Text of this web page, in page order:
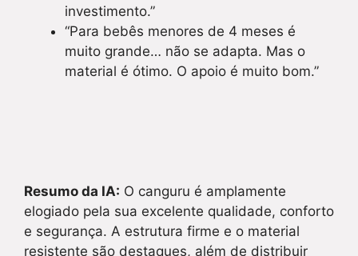
investimento.”
“Para bebês menores de 4 meses é
muito grande… não se adapta. Mas o
material é ótimo. O apoio é muito bom.”
Resumo da IA: O canguru é amplamente
elogiado pela sua excelente qualidade, conforto
e segurança. A estrutura firme e o material
resistente são destaques, além de distribuir